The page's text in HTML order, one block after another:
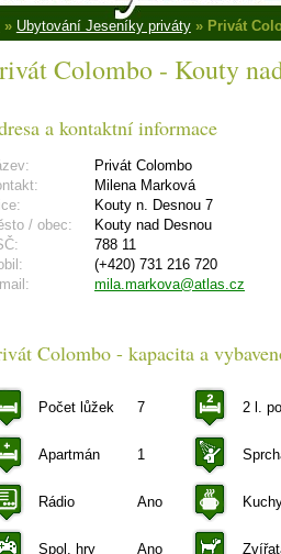
» Ubytování Jeseníky priváty» Privát
Colombo - Kouty
a kontaktní informace
Privát Colombo
Milena Marková
Kouty n. Desnou 7
/ obec:
Kouty nad Desnou
788 11
(+420) 731 216 720
mila.markova@atlas.cz
Colombo - kapacita a
Počet lůžek 7 2 l.
Apartmán 1
Rádio Ano
Spol. hry Ano